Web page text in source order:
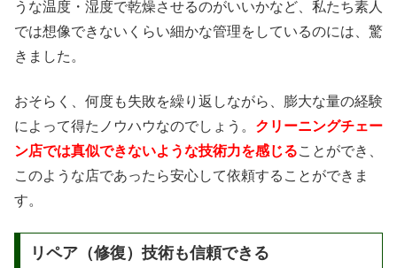
うな温度・湿度で乾燥させるのがいいかなど、私たち素人
では想像できないくらい細かな管理をしているのには、驚
きました。
おそらく、何度も失敗を繰り返しながら、膨大な量の経験
によって得たノウハウなのでしょう。 クリーニングチェー
ン店では真似できないような技術力を感じることができ、
このような店であったら安心して依頼することができま
す。
リペア（修復）技術も信頼できる